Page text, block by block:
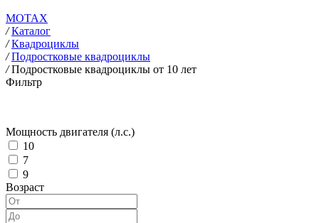
MOTAX
/ Каталог
/ Квадроциклы
/ Подростковые квадроциклы
/ Подростковые квадроциклы от 10 лет
Фильтр
Мощность двигателя (л.с.)
10
7
9
Возраст